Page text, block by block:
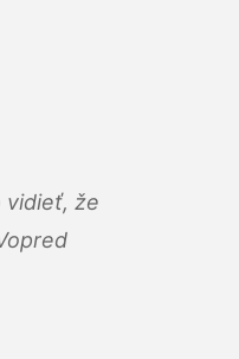
vidieť, že